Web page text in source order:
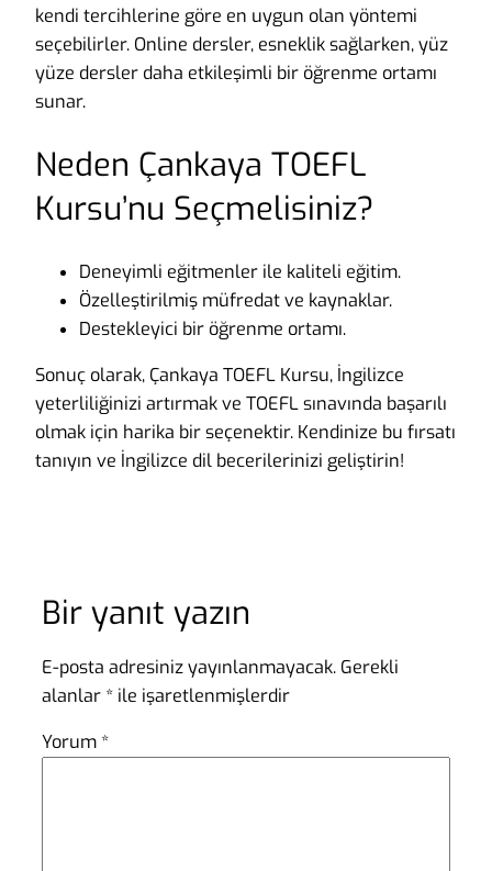
kendi tercihlerine göre en uygun olan yöntemi
seçebilirler. Online dersler, esneklik sağlarken, yüz
yüze dersler daha etkileşimli bir öğrenme ortamı
sunar.
Neden Çankaya TOEFL
Kursu’nu Seçmelisiniz?
Deneyimli eğitmenler ile kaliteli eğitim.
Özelleştirilmiş müfredat ve kaynaklar.
Destekleyici bir öğrenme ortamı.
Sonuç olarak, Çankaya TOEFL Kursu, İngilizce
yeterliliğinizi artırmak ve TOEFL sınavında başarılı
olmak için harika bir seçenektir. Kendinize bu fırsatı
tanıyın ve İngilizce dil becerilerinizi geliştirin!
Bir yanıt yazın
E-posta adresiniz yayınlanmayacak. Gerekli
alanlar * ile işaretlenmişlerdir
Yorum *